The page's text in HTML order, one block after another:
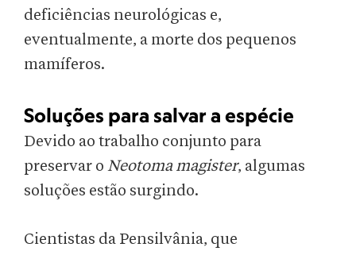
deficiências neurológicas e,
eventualmente, a morte dos pequenos
mamíferos.
Soluções para salvar a espécie
Devido ao trabalho conjunto para
preservar o Neotoma magister, algumas
soluções estão surgindo.
Cientistas da Pensilvânia, que